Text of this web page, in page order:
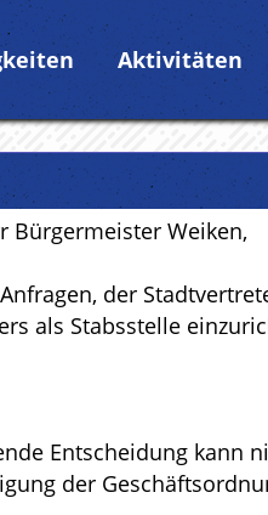
Aktivitäten
Bürgermeister Weiken,
der
als Stabsstelle
Entscheidung kann
der